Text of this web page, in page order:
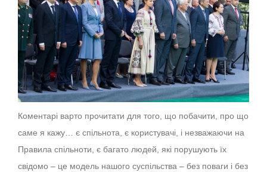
Коментарі варто прочитати для того, що побачити, про що
саме я кажу… є спільнота, є користувачі, і незважаючи на
Правила спільноти, є багато людей, які порушують їх
свідомо – це модель нашого суспільства – без поваги і без